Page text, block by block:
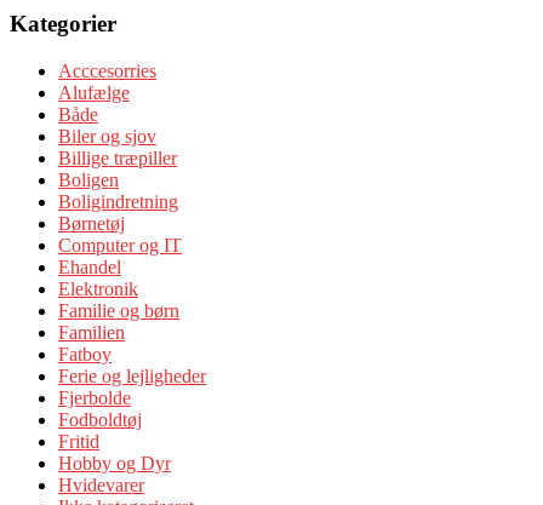
Kategorier
Acccesorries
Alufælge
Både
Biler og sjov
Billige træpiller
Boligen
Boligindretning
Børnetøj
Computer og IT
Ehandel
Elektronik
Familie og børn
Familien
Fatboy
Ferie og lejligheder
Fjerbolde
Fodboldtøj
Fritid
Hobby og Dyr
Hvidevarer